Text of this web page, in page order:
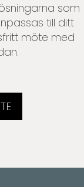
som
till ditt
möte med